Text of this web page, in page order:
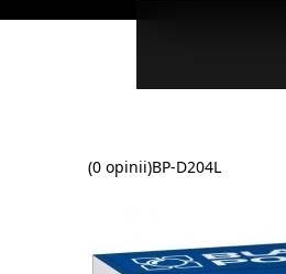
(0 opinii)BP-D204L